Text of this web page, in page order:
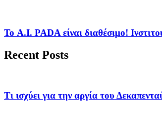
Το A.I. PADA είναι διαθέσιμο!
Recent Posts
Τι ισχύει για την αργία του